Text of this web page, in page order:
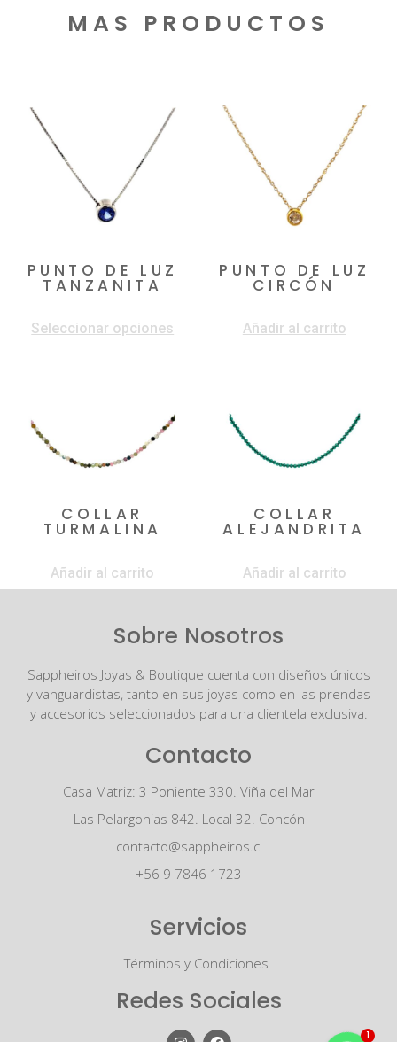
MAS PRODUCTOS
PUNTO DE LUZ
TANZANITA
Seleccionar opciones
PUNTO DE LUZ
CIRCÓN
Añadir al carrito
COLLAR
TURMALINA
Añadir al carrito
COLLAR
ALEJANDRITA
Añadir al carrito
Sobre Nosotros
Sappheiros Joyas & Boutique cuenta con diseños únicos
y vanguardistas, tanto en sus joyas como en las prendas
y accesorios seleccionados para una clientela exclusiva.
Contacto
Casa Matriz: 3 Poniente 330. Viña del Mar
Las Pelargonias 842. Local 32. Concón
contacto@sappheiros.cl
+56 9 7846 1723
Servicios
Términos y Condiciones
Redes Sociales
1